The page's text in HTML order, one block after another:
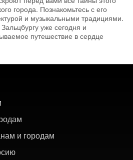
города. Познакомьтесь с его
и музыкальными традициями.
уже сегодня и
путешествие в сердце
и городам